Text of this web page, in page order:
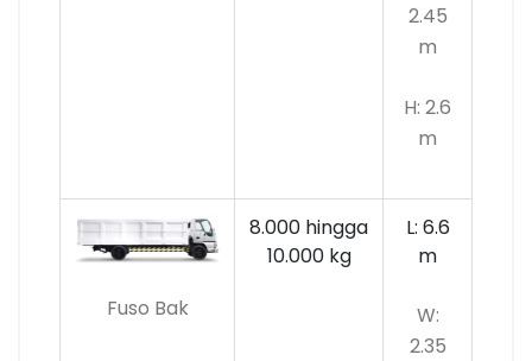
2.45
m
H: 2.6
m
Fuso Bak
8.000 hingga
10.000kg
L: 6.6
m
W:
2.35